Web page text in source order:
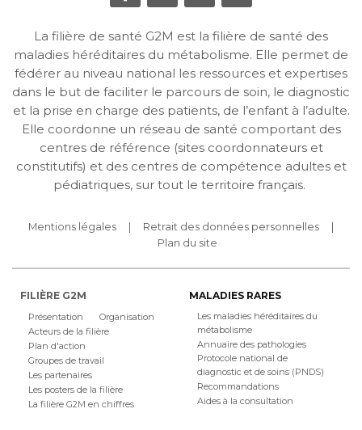
La filière de santé G2M est la filière de santé des
maladies héréditaires du métabolisme. Elle permet de
fédérer au niveau national les ressources et expertises
dans le but de faciliter le parcours de soin, le diagnostic
et la prise en charge des patients, de l’enfant à l’adulte.
Elle coordonne un réseau de santé comportant des
centres de référence (sites coordonnateurs et
constitutifs) et des centres de compétence adultes et
pédiatriques, sur tout le territoire français.
Mentions légales
Retrait des données personnelles
Plan du site
FILIÈRE G2M
Présentation
Organisation
Acteurs de la filière
Plan d'action
Groupes de travail
Les partenaires
Les posters de la filière
La filière G2M en chiffres
MALADIES RARES
Les maladies héréditaires du
métabolisme
Annuaire des pathologies
Protocole national de
diagnostic et de soins (PNDS)
Recommandations
Aides à la consultation